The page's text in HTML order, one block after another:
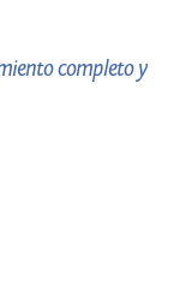
completo y